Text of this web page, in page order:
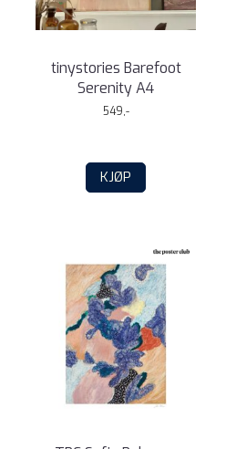
tinystories Barefoot
Serenity A4
549,-
KJØP